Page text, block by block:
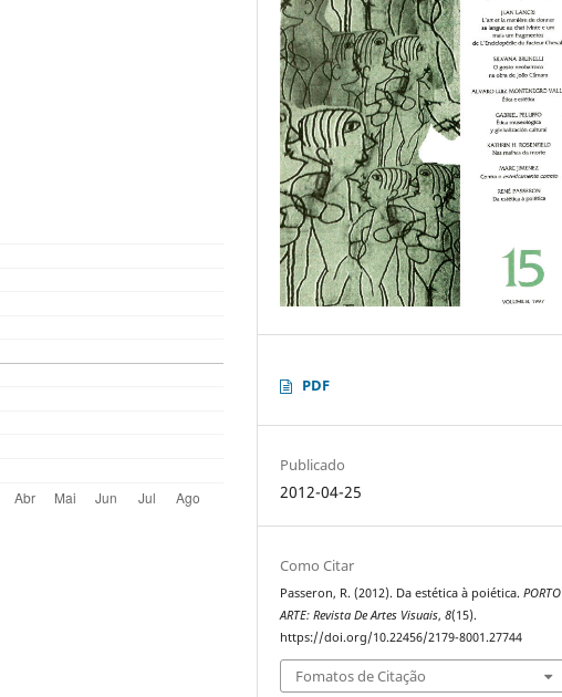
PDF
Publicado
2012-04-25
Como Citar
Passeron, R. (2012). Da estética à poiética.PORTO
ARTE: Revista De Artes Visuais,8(15).
https://doi.org/10.22456/2179-8001.27744
Fomatos de Citação